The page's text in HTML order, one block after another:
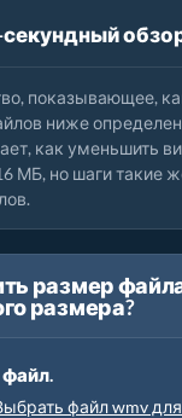
до 16 МБ
показывающее,
ниже
как уменьшить
МБ, но шаги такие
размер
размера?
файл wmv